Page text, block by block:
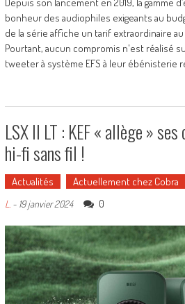
bonheur des audiophiles exigeants au
de la série affiche un tarif extraordinaire
Pourtant, aucun compromis n'est réalisé
tweeter à système EFS à leur ébénisterie
LSX II LT : KEF « allège »
hi-fi sans fil !
Actualités Actuellement chez Cobra
L. - 19 janvier 2024 0